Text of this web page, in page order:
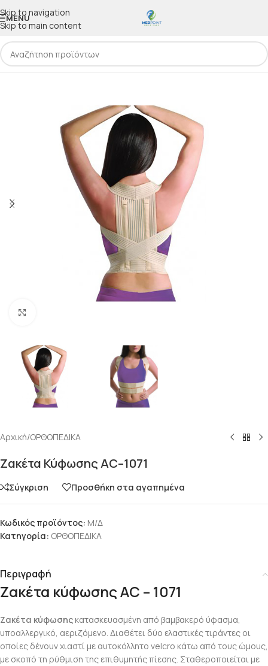
Skip to navigation
Skip to main content
MENU
Αρχική/ΟΡΘΟΠΕΔΙΚΑ
Ζακέτα Κύφωσης AC–1071
Σύγκριση Προσθήκη στα αγαπημένα
Κωδικός προϊόντος: Μ/Δ
Κατηγορία: ΟΡΘΟΠΕΔΙΚΑ
Περιγραφή
Ζακέτα κύφωσης AC – 1071
Ζακέτα κύφωσης κατασκευασμένη από βαμβακερό ύφασμα,
υποαλλεργικό, αεριζόμενο. Διαθέτει δύο ελαστικές τιράντες οι
οποίες δένουν χιαστί με αυτοκόλλητο velcro κάτω από τους ώμους,
με σκοπό τη ρύθμιση της επιθυμητής πίεσης. Σταθεροποιείται με